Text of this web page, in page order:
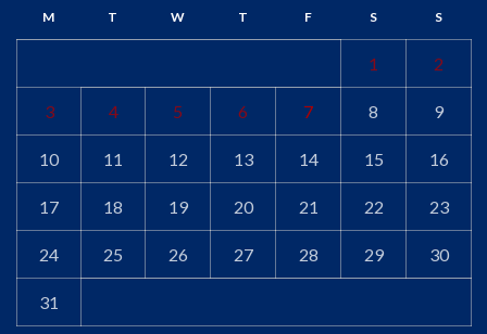
M T W T F S S
1 2
3 4 5 6 7 8 9
10 11 12 13 14 15 16
17 18 19 20 21 22 23
24 25 26 27 28 29 30
31